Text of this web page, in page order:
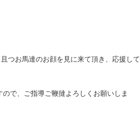
つお馬達のお顔を見に来て頂き、応援して
で、ご指導ご鞭撻よろしくお願いしま